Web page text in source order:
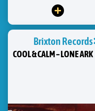
Brixton Records
COOL & CALM – LONE ARK